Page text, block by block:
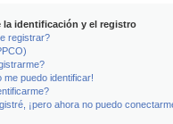
la identificación y el registro
registrar?
me puedo identificar!
¡pero ahora no puedo